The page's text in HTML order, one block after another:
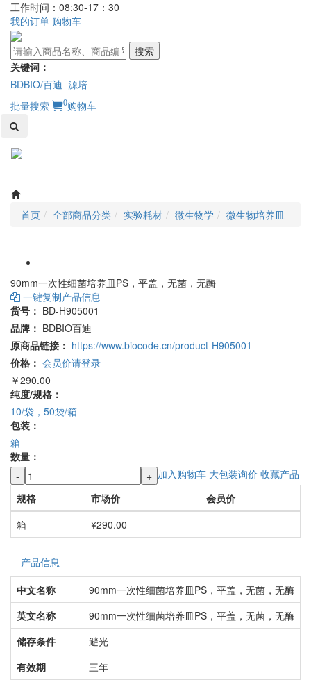
工作时间：08:30-17：30
我的订单 购物车
搜索
关键词：
BDBIO/百迪 源培
批量搜索
0购物车
首页 全部商品分类 实验耗材 微生物学 微生物培养皿
90mm一次性细菌培养皿PS，平盖，无菌，无酶
一键复制产品信息
货号： BD-H905001
品牌： BDBIO百迪
原商品链接： https://www.biocode.cn/product-H905001
价格： 会员价请登录
￥290.00
纯度/规格：
10/袋，50袋/箱
包装：
箱
数量：
-
+ 加入购物车 大包装询价 收藏产品
规格
市场价
会员价
箱
¥290.00
产品信息
中文名称
90mm一次性细菌培养皿PS，平盖，无菌，无酶
英文名称
90mm一次性细菌培养皿PS，平盖，无菌，无酶
储存条件
避光
有效期
三年